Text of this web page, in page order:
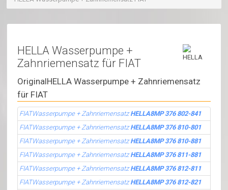
HELLA Wasserpumpe +
Zahnriemensatz für FIAT
OriginalHELLA Wasserpumpe + Zahnriemensatz
für FIAT
FIATWasserpumpe + ZahnriemensatzHELLA8MP 376 802-841
FIATWasserpumpe + ZahnriemensatzHELLA8MP 376 810-801
FIATWasserpumpe + ZahnriemensatzHELLA8MP 376 810-881
FIATWasserpumpe + ZahnriemensatzHELLA8MP 376 811-881
FIATWasserpumpe + ZahnriemensatzHELLA8MP 376 812-811
FIATWasserpumpe + ZahnriemensatzHELLA8MP 376 812-821